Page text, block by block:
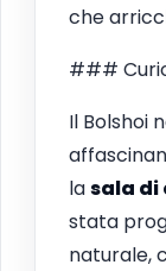
che
###
Il Bolshoi
lasala di
stata
naturale,